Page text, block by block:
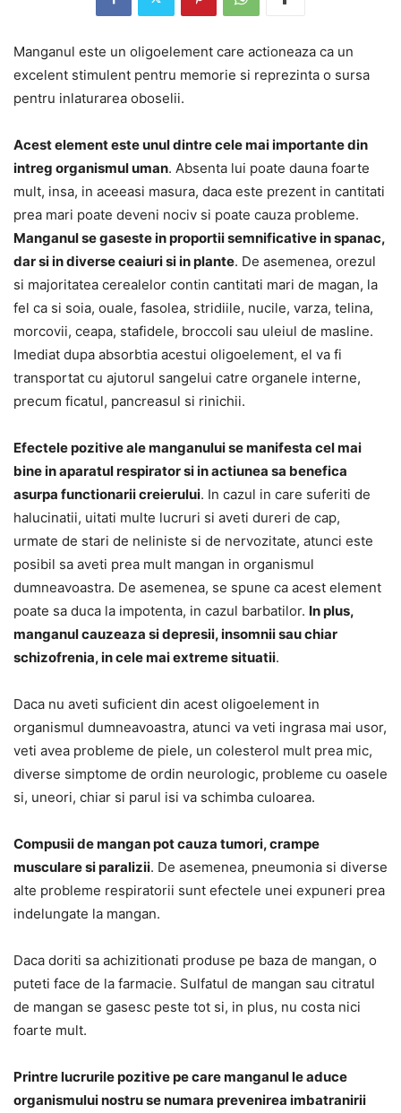
Manganul este un oligoelement care actioneaza ca un
excelent stimulent pentru memorie si reprezinta o sursa
pentru inlaturarea oboselii.
Acest element este unul dintre cele mai importante din
intreg organismul uman. Absenta lui poate dauna foarte
mult, insa, in aceeasi masura, daca este prezent in cantitati
prea mari poate deveni nociv si poate cauza probleme.
Manganul se gaseste in proportii semnificative in spanac,
dar si in diverse ceaiuri si in plante. De asemenea, orezul
si majoritatea cerealelor contin cantitati mari de magan, la
fel ca si soia, ouale, fasolea, stridiile, nucile, varza, telina,
morcovii, ceapa, stafidele, broccoli sau uleiul de masline.
Imediat dupa absorbtia acestui oligoelement, el va fi
transportat cu ajutorul sangelui catre organele interne,
precum ficatul, pancreasul si rinichii.
Efectele pozitive ale manganului se manifesta cel mai
bine in aparatul respirator si in actiunea sa benefica
asurpa functionarii creierului. In cazul in care suferiti de
halucinatii, uitati multe lucruri si aveti dureri de cap,
urmate de stari de neliniste si de nervozitate, atunci este
posibil sa aveti prea mult mangan in organismul
dumneavoastra. De asemenea, se spune ca acest element
poate sa duca la impotenta, in cazul barbatilor. In plus,
manganul cauzeaza si depresii, insomnii sau chiar
schizofrenia, in cele mai extreme situatii.
Daca nu aveti suficient din acest oligoelement in
organismul dumneavoastra, atunci va veti ingrasa mai usor,
veti avea probleme de piele, un colesterol mult prea mic,
diverse simptome de ordin neurologic, probleme cu oasele
si, uneori, chiar si parul isi va schimba culoarea.
Compusii de mangan pot cauza tumori, crampe
musculare si paralizii. De asemenea, pneumonia si diverse
alte probleme respiratorii sunt efectele unei expuneri prea
indelungate la mangan.
Daca doriti sa achizitionati produse pe baza de mangan, o
puteti face de la farmacie. Sulfatul de mangan sau citratul
de mangan se gasesc peste tot si, in plus, nu costa nici
foarte mult.
Printre lucrurile pozitive pe care manganul le aduce
organismului nostru se numara prevenirea imbatranirii